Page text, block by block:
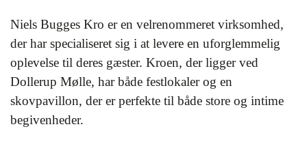
Niels Bugges Kro er en velrenommeret virksomhed,
der har specialiseret sig i at levere en uforglemmelig
oplevelse til deres gæster. Kroen, der ligger ved
Dollerup Mølle, har både festlokaler og en
skovpavillon, der er perfekte til både store og intime
begivenheder.